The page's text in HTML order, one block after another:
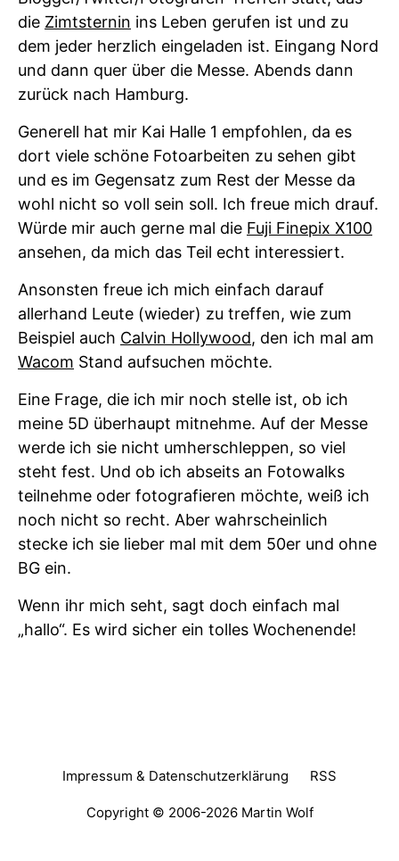
die Zimtsternin ins Leben gerufen ist und zu
dem jeder herzlich eingeladen ist. Eingang Nord
und dann quer über die Messe. Abends dann
zurück nach Hamburg.
Generell hat mir Kai Halle 1 empfohlen, da es
dort viele schöne Fotoarbeiten zu sehen gibt
und es im Gegensatz zum Rest der Messe da
wohl nicht so voll sein soll. Ich freue mich drauf.
Würde mir auch gerne mal die Fuji Finepix X100
ansehen, da mich das Teil echt interessiert.
Ansonsten freue ich mich einfach darauf
allerhand Leute (wieder) zu treffen, wie zum
Beispiel auch Calvin Hollywood, den ich mal am
Wacom Stand aufsuchen möchte.
Eine Frage, die ich mir noch stelle ist, ob ich
meine 5D überhaupt mitnehme. Auf der Messe
werde ich sie nicht umherschleppen, so viel
steht fest. Und ob ich abseits an Fotowalks
teilnehme oder fotografieren möchte, weiß ich
noch nicht so recht. Aber wahrscheinlich
stecke ich sie lieber mal mit dem 50er und ohne
BG ein.
Wenn ihr mich seht, sagt doch einfach mal
„hallo“. Es wird sicher ein tolles Wochenende!
Impressum & Datenschutzerklärung RSS
Copyright © 2006-2026 Martin Wolf